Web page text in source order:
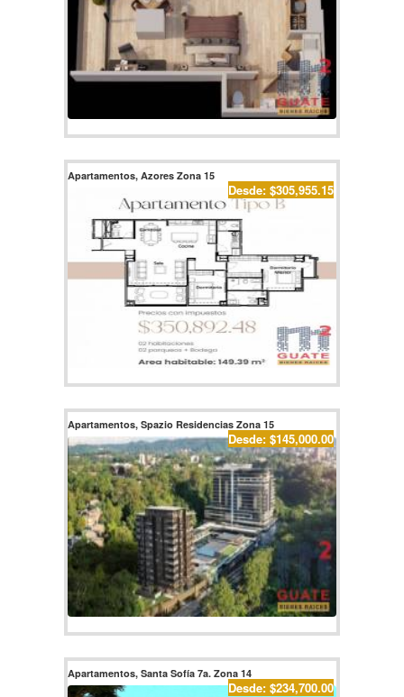
Apartamentos, Azores Zona 15
Desde: $305,955.15
Apartamentos, Spazio Residencias Zona 15
Desde: $145,000.00
Apartamentos, Santa Sofía 7a. Zona 14
Desde: $234,700.00